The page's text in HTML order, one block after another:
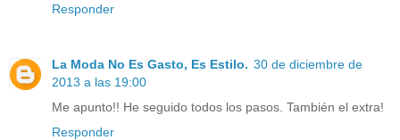
Responder
La Moda No Es Gasto, Es Estilo. 30 de diciembre de
2013 a las 19:00
Me apunto!! He seguido todos los pasos. También el extra!
Responder